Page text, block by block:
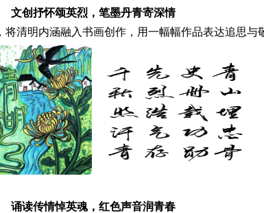
文创抒怀颂英烈，笔墨丹青寄深情
清明内涵融入书画创作，用一幅幅作品表达追思与
诵读传情悼英魂，红色声音润青春